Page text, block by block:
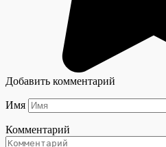
Добавить комментарий
Имя
Комментарий